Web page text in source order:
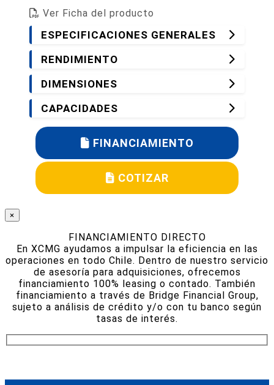
Ver Ficha del producto
ESPECIFICACIONES GENERALES
RENDIMIENTO
DIMENSIONES
CAPACIDADES
FINANCIAMIENTO
COTIZAR
×
FINANCIAMIENTO DIRECTO
En XCMG ayudamos a impulsar la eficiencia en las
operaciones en todo Chile. Dentro de nuestro servicio
de asesoría para adquisiciones, ofrecemos
financiamiento 100% leasing o contado. También
financiamiento a través de Bridge Financial Group,
sujeto a análisis de crédito y/o con tu banco según
tasas de interés.